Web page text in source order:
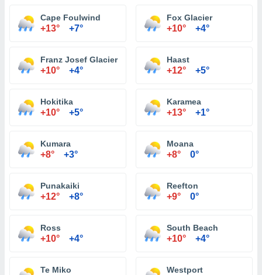
Cape Foulwind
+13° +7°
Fox Glacier
+10° +4°
Franz Josef Glacier
+10° +4°
Haast
+12° +5°
Hokitika
+10° +5°
Karamea
+13° +1°
Kumara
+8° +3°
Moana
+8° 0°
Punakaiki
+12° +8°
Reefton
+9° 0°
Ross
+10° +4°
South Beach
+10° +4°
Te Miko Westport